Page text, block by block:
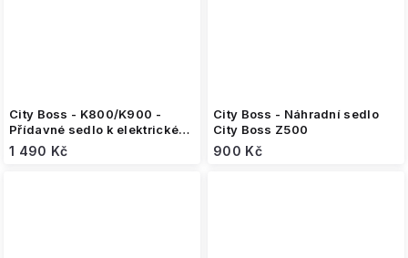
City Boss - K800/K900 -
Přídavné sedlo k elektrické
koloběžce
1 490 Kč
City Boss - Náhradní sedlo
City Boss Z500
900 Kč